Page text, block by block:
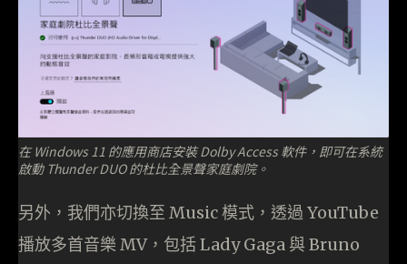
在 Windows 11 的應用商店安裝 Dolby Access 軟件，即可在系統
啟動 Thunder DUO 的杜比全景聲家庭劇院。
另外，我們亦切換至 Music 模式，透過 YouTube
播放多首音樂 MV，包括 Lady Gaga 與 Bruno